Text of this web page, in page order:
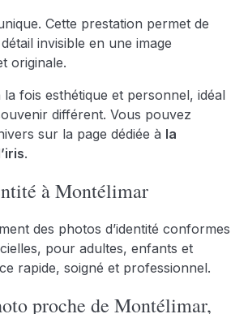
Cette prestation permet de
invisible en une image
originale.
la fois esthétique et personnel, idéal
différent. Vous pouvez
sur la page dédiée à la
.
à Montélimar
des photos d’identité conformes
pour adultes, enfants et
rapide, soigné et professionnel.
proche de Montélimar,